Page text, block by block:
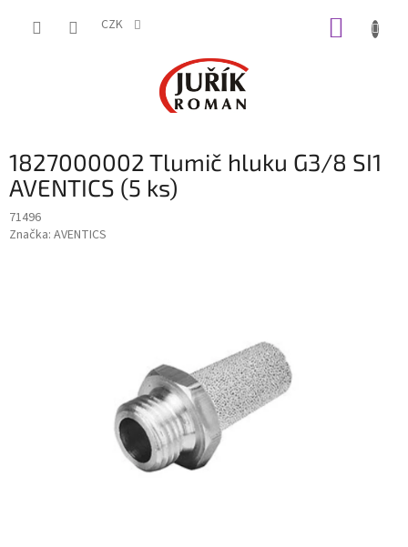
CZK
1827000002 Tlumič hluku G3/8 SI1
AVENTICS (5 ks)
71496
Značka: AVENTICS